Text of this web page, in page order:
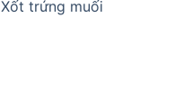
Xốt trứng muối